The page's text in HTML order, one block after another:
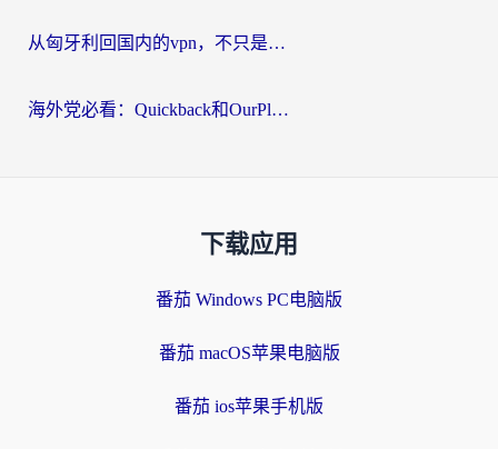
从匈牙利回国内的vpn，不只是为了刷剧那么简单
海外党必看：Quickback和OurPlay好用吗？3分钟选对回国加速器，无缝刷剧玩游戏
下载应用
番茄 Windows PC电脑版
番茄 macOS苹果电脑版
番茄 ios苹果手机版